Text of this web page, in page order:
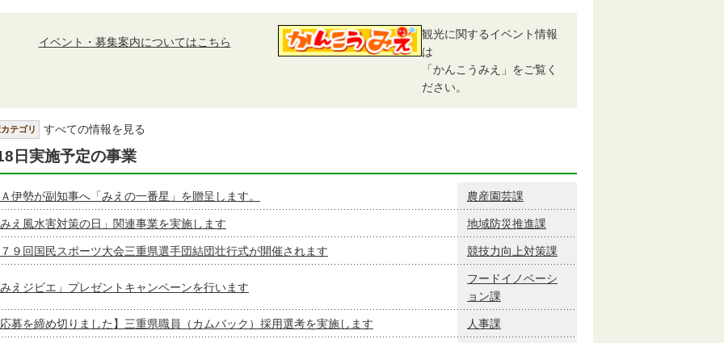
イベント・募集案内についてはこちら
観光に関するイベント情報
は
「かんこうみえ」をご覧く
ださい。
テゴリ すべての情報を見る
日実施予定の事業
Ａ伊勢が副知事へ「みえの一番星」を贈呈します。 農産園芸課
みえ風水害対策の日」関連事業を実施します 地域防災推進課
９回国民スポーツ大会三重県選手団結団壮行式が開催されます 競技力向上対策課
みえジビエ」プレゼントキャンペーンを行います
フードイノベーシ
ョン課
応募を締め切りました】三重県職員（カムバック）採用選考を実施します 人事課